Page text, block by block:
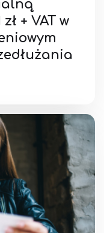
+ VAT w